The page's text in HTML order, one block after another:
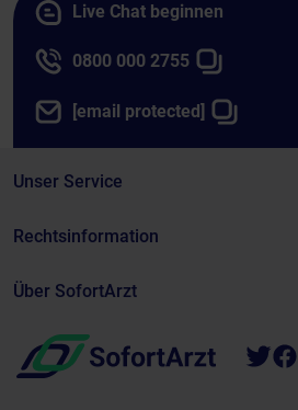
Live Chat beginnen
0800 000 2755
[email protected]
Unser Service
Rechtsinformation
Über SofortArzt